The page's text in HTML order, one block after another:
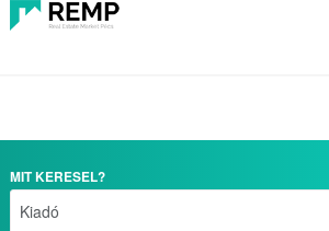
MIT KERESEL?